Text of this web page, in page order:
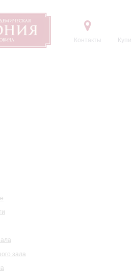
Контакты
зала